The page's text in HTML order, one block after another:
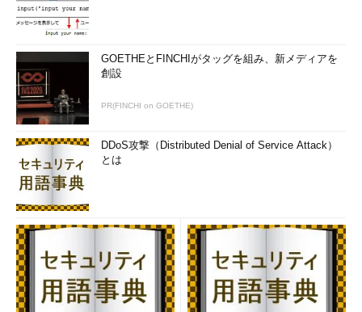
画面4Windows Updateで最新状態にしたWindows 8.1
で、WinSxSフォルダーの中からExplorer.exeを検索したと
WindowsはWinSxSフォルダー内のファイルへのハードリンク
ルダーの実際のサイズを示しているわけではありません。サイズ
計算には他の場所にあるファイルが含まれるなど複雑であり、実
際よりも大きく見えてしまうそうです。
しかしながら、古いバージョンを保持していることは、
WinSxSフォルダーのサイズを大きくしている要因の一つではあ
ります。だからといって、安易にWinSxSフォルダー内のファイ
ルを削除してしまうと、バージョン管理の整合性がとれず、まず
いことになるでしょう。
GOETHEとFINCHIがタッグを組み、新メディアを
創設
PR(FINCHI on GOETHE)
DDoS攻撃（Distributed Denial of Service Attack）
とは